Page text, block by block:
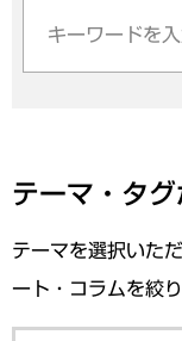
テーマ・タ
テーマを選択いた
ート・コラムを絞